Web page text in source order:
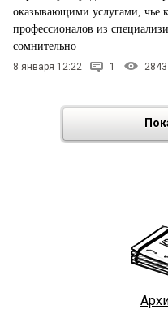
оказывающими услугами, чье
профессионалов из
сомнительно
8 января 12:22 1 2843